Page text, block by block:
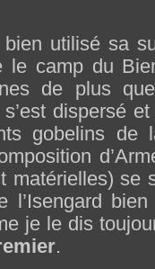
utilisé sa
le camp du
de plus
dispersé
gobelins de
matérielles) se
l’Isengard
je le dis
.